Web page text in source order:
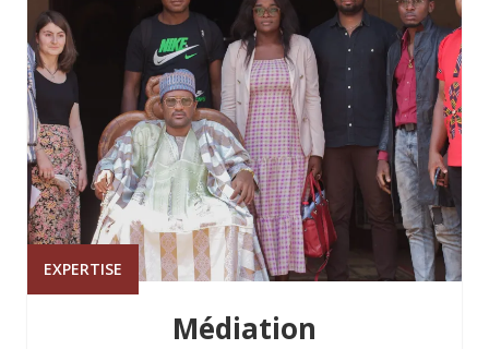
EXPERTISE
Médiation